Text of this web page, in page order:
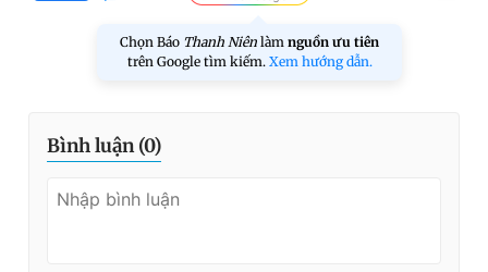
Chọn Báo Thanh Niên làm nguồn ưu tiên
trên Google tìm kiếm. Xem hướng dẫn.
Bình luận (0)